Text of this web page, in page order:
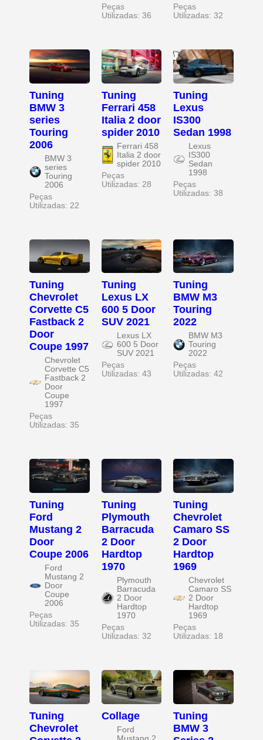
Peças
Utilizadas: 36
Peças
Utilizadas: 32
Tuning
BMW 3
series
Touring
2006
BMW 3
series
Touring
2006
Peças
Utilizadas: 22
Tuning
Ferrari 458
Italia 2 door
spider 2010
Ferrari 458
Italia 2 door
spider 2010
Peças
Utilizadas: 28
Tuning
Lexus
IS300
Sedan 1998
Lexus
IS300
Sedan
1998
Peças
Utilizadas: 38
Tuning
Chevrolet
Corvette C5
Fastback 2
Door
Coupe 1997
Chevrolet
Corvette C5
Fastback 2
Door
Coupe
1997
Peças
Utilizadas: 35
Tuning
Lexus LX
600 5 Door
SUV 2021
Lexus LX
600 5 Door
SUV 2021
Peças
Utilizadas: 43
Tuning
BMW M3
Touring
2022
BMW M3
Touring
2022
Peças
Utilizadas: 42
Tuning
Ford
Mustang 2
Door
Coupe 2006
Ford
Mustang 2
Door
Coupe
2006
Peças
Utilizadas: 35
Tuning
Plymouth
Barracuda
2 Door
Hardtop
1970
Plymouth
Barracuda
2 Door
Hardtop
1970
Peças
Utilizadas: 32
Tuning
Chevrolet
Camaro SS
2 Door
Hardtop
1969
Chevrolet
Camaro SS
2 Door
Hardtop
1969
Peças
Utilizadas: 18
Tuning
Chevrolet
Collage
Ford
Tuning
BMW 3